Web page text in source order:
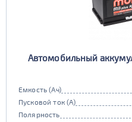
Автомобильный
Емкость (Ач)
Пусковой ток (А)
Полярность